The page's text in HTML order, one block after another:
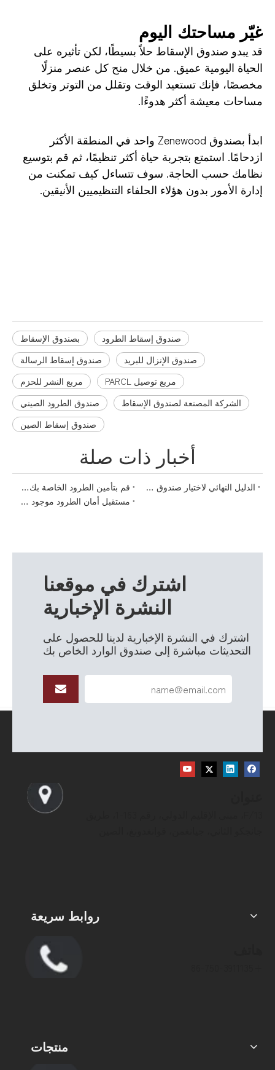
غيّر مساحتك اليوم
قد يبدو صندوق الإسقاط حلاً بسيطًا، لكن تأثيره على
الحياة اليومية عميق. من خلال منح كل عنصر منزلًا
مخصصًا، فإنك تستعيد الوقت وتقلل من التوتر وتخلق
مساحات معيشة أكثر هدوءًا.
ابدأ بصندوق Zenewood واحد في المنطقة الأكثر
ازدحامًا. استمتع بتجربة حياة أكثر تنظيمًا، ثم قم بتوسيع
نظامك حسب الحاجة. سوف تتساءل كيف تمكنت من
إدارة الأمور بدون هؤلاء الحلفاء التنظيميين الأنيقين.
بصندوق الإسقاط
صندوق إسقاط الطرود
صندوق إسقاط الرسالة
صندوق الإنزال للبريد
مربع النشر للحزم
مربع توصيل PARCL
صندوق الطرود الصيني
الشركة المصنعة لصندوق الإسقاط
صندوق إسقاط الصين
أخبار ذات صلة
قم بتأمين الطرود الخاصة بك بأناقة: الدليل النهائي لصناديق الطرود
الدليل النهائي لاختيار صندوق التسليم المثالي للطرود
مستقبل أمان الطرود موجود هنا مع صناديق تسليم الطرود
اشترك في موقعنا
النشرة الإخبارية
اشترك في النشرة الإخبارية لدينا للحصول على
التحديثات مباشرة إلى صندوق الوارد الخاص بك
روابط سريعة
منتجات